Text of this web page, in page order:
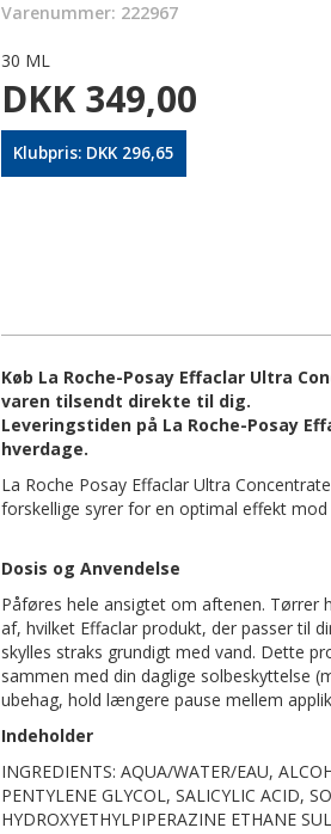
Varenummer: 222967
30 ML
DKK 349,00
Klubpris: DKK 296,65
Køb La Roche-Posay Effaclar Ultra
varen tilsendt direkte til dig.
Leveringstiden på La Roche-Posay
hverdage.
La Roche Posay Effaclar Ultra
forskellige syrer for en optimal effekt
Dosis og Anvendelse
Påføres hele ansigtet om aftenen. Tørrer
af, hvilket Effaclar produkt, der passer til
skylles straks grundigt med vand. Dette
sammen med din daglige solbeskyttelse
ubehag, hold længere pause mellem
Indeholder
INGREDIENTS: AQUA/WATER/EAU,
PENTYLENE GLYCOL, SALICYLIC ACID,
HYDROXYETHYLPIPERAZINE ETHANE